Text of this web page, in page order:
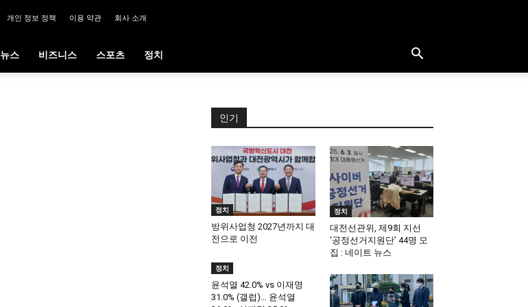
개인 정보 정책 이용 약관 회사 소개
뉴스 비즈니스 스포츠 정치
인기
정치
방위사업청 2027년까지 대
전으로 이전
정치
대전선관위, 제9회 지선
‘공정선거지원단’ 44명 모
집 : 네이트 뉴스
정치
윤석열 42.0% vs 이재명
31.0% (갤럽)… 윤석열